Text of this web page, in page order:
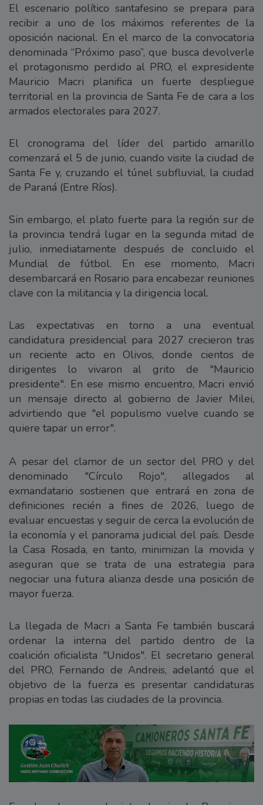
El escenario político santafesino se prepara para
recibir a uno de los máximos referentes de la
oposición nacional. En el marco de la convocatoria
denominada “Próximo paso”, que busca devolverle
el protagonismo perdido al PRO, el expresidente
Mauricio Macri planifica un fuerte despliegue
territorial en la provincia de Santa Fe de cara a los
armados electorales para 2027.
El cronograma del líder del partido amarillo
comenzará el 5 de junio, cuando visite la ciudad de
Santa Fe y, cruzando el túnel subfluvial, la ciudad
de Paraná (Entre Ríos).
Sin embargo, el plato fuerte para la región sur de
la provincia tendrá lugar en la segunda mitad de
julio, inmediatamente después de concluido el
Mundial de fútbol. En ese momento, Macri
desembarcará en Rosario para encabezar reuniones
clave con la militancia y la dirigencia local.
Las expectativas en torno a una eventual
candidatura presidencial para 2027 crecieron tras
un reciente acto en Olivos, donde cientos de
dirigentes lo vivaron al grito de "Mauricio
presidente". En ese mismo encuentro, Macri envió
un mensaje directo al gobierno de Javier Milei,
advirtiendo que "el populismo vuelve cuando se
quiere tapar un error".
A pesar del clamor de un sector del PRO y del
denominado "Círculo Rojo", allegados al
exmandatario sostienen que entrará en zona de
definiciones recién a fines de 2026, luego de
evaluar encuestas y seguir de cerca la evolución de
la economía y el panorama judicial del país. Desde
la Casa Rosada, en tanto, minimizan la movida y
aseguran que se trata de una estrategia para
negociar una futura alianza desde una posición de
mayor fuerza.
La llegada de Macri a Santa Fe también buscará
ordenar la interna del partido dentro de la
coalición oficialista "Unidos". El secretario general
del PRO, Fernando de Andreis, adelantó que el
objetivo de la fuerza es presentar candidaturas
propias en todas las ciudades de la provincia.